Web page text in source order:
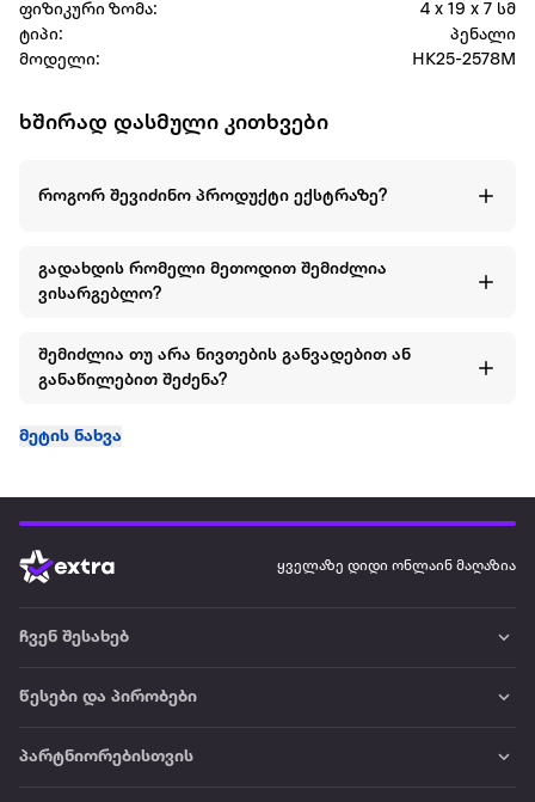
ფიზიკური ზომა:
4 x 19 x 7 სმ
ტიპი:
პენალი
მოდელი:
HK25-2578M
ხშირად დასმული კითხვები
როგორ შევიძინო პროდუქტი ექსტრაზე?
გადახდის რომელი მეთოდით შემიძლია
ვისარგებლო?
შემიძლია თუ არა ნივთების განვადებით ან
განაწილებით შეძენა?
მეტის ნახვა
ყველაზე დიდი ონლაინ მაღაზია
ჩვენ შესახებ
წესები და პირობები
პარტნიორებისთვის